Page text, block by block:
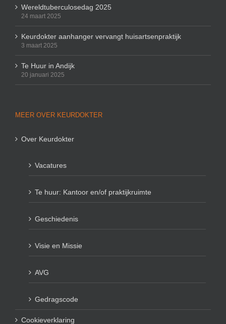
Wereldtuberculosedag 2025
24 maart 2025
Keurdokter aanhanger vervangt huisartsenpraktijk
3 maart 2025
Te Huur in Andijk
20 januari 2025
MEER OVER KEURDOKTER
Over Keurdokter
Vacatures
Te huur: Kantoor en/of praktijkruimte
Geschiedenis
Visie en Missie
AVG
Gedragscode
Cookieverklaring